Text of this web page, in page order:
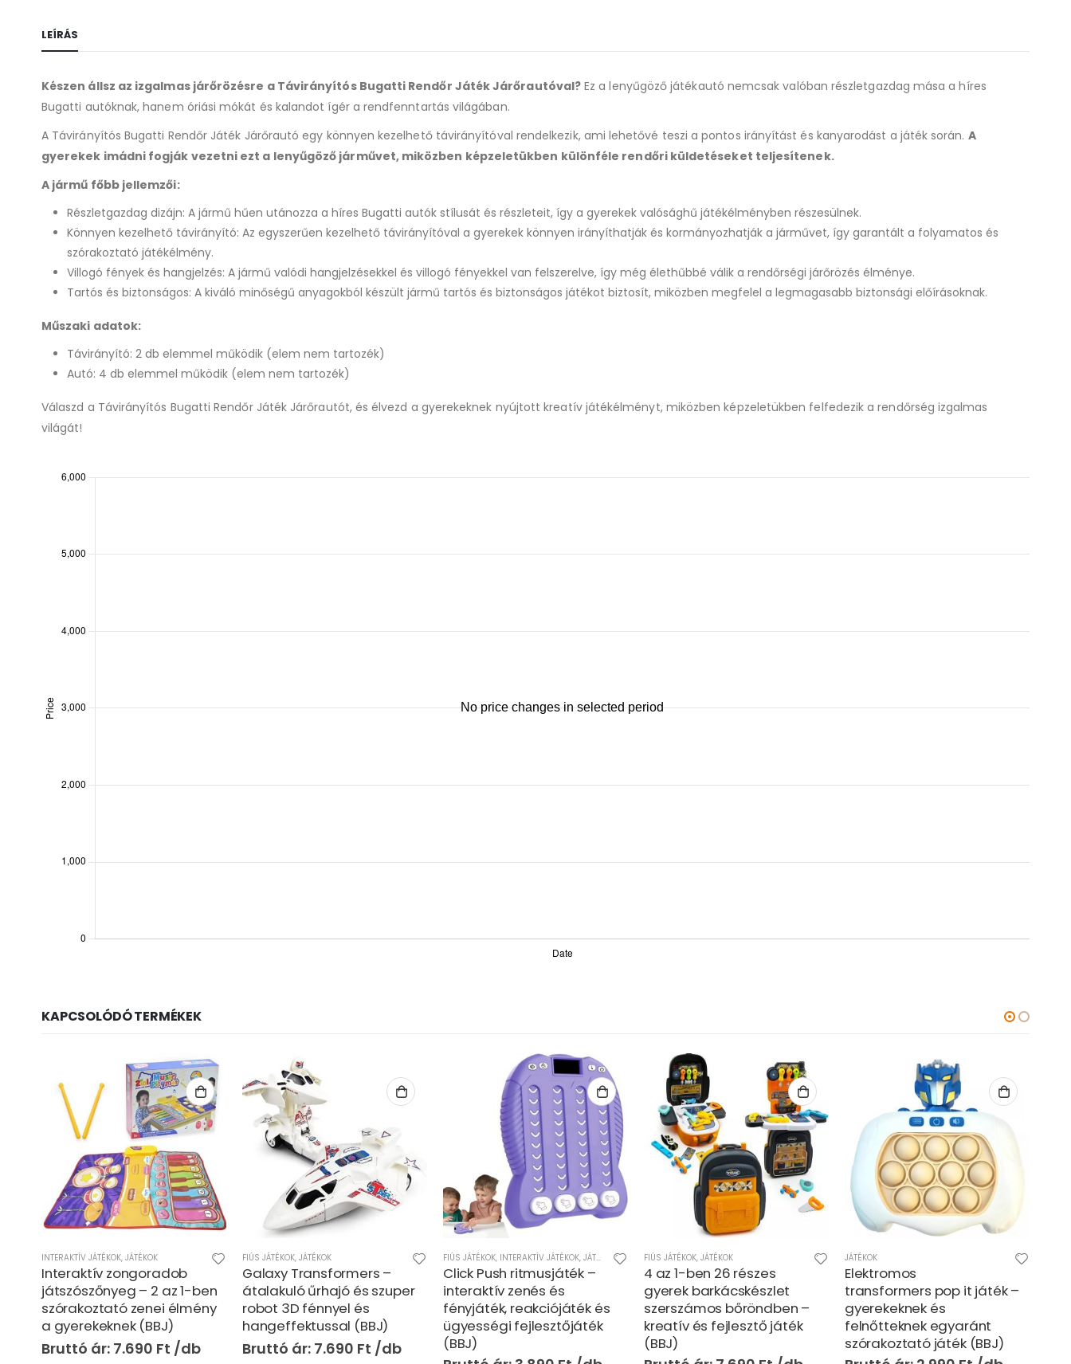
LEÍRÁS
Készen állsz az izgalmas járőrözésre a Távirányítós Bugatti Rendőr Játék Járőrautóval? Ez a lenyűgöző játékautó nemcsak valóban részletgazdag mása a híres
Bugatti autóknak, hanem óriási mókát és kalandot ígér a rendfenntartás világában.
A Távirányítós Bugatti Rendőr Játék Járőrautó egy könnyen kezelhető távirányítóval rendelkezik, ami lehetővé teszi a pontos irányítást és kanyarodást a játék során. A
gyerekek imádni fogják vezetni ezt a lenyűgöző járművet, miközben képzeletükben különféle rendőri küldetéseket teljesítenek.
A jármű főbb jellemzői:
Részletgazdag dizájn: A jármű hűen utánozza a híres Bugatti autók stílusát és részleteit, így a gyerekek valósághű játékélményben részesülnek.
Könnyen kezelhető távirányító: Az egyszerűen kezelhető távirányítóval a gyerekek könnyen irányíthatják és kormányozhatják a járművet, így garantált a folyamatos és
szórakoztató játékélmény.
Villogó fények és hangjelzés: A jármű valódi hangjelzésekkel és villogó fényekkel van felszerelve, így még élethűbbé válik a rendőrségi járőrözés élménye.
Tartós és biztonságos: A kiváló minőségű anyagokból készült jármű tartós és biztonságos játékot biztosít, miközben megfelel a legmagasabb biztonsági előírásoknak.
Műszaki adatok:
Távirányító: 2 db elemmel működik (elem nem tartozék)
Autó: 4 db elemmel működik (elem nem tartozék)
Válaszd a Távirányítós Bugatti Rendőr Játék Járőrautót, és élvezd a gyerekeknek nyújtott kreatív játékélményt, miközben képzeletükben felfedezik a rendőrség izgalmas
világát!
KAPCSOLÓDÓ TERMÉKEK
FIÚS JÁTÉKOK,JÁTÉKOK
Galaxy Transformers –
átalakuló űrhajó és szuper
robot 3D fénnyel és
hangeffektussal (BBJ)
7.690 Ft
FIÚS JÁTÉKOK, INTERAKTÍV JÁTÉKOK ,LÁNYOS JÁTÉKOK
Click Push ritmusjáték –
interaktív zenés és
fényjáték, reakciójáték és
ügyességi fejlesztőjáték
(BBJ)
FIÚS JÁTÉKOK, JÁTÉKOK
4 az 1-ben 26 részes
gyerek barkácskészlet
szerszámos bőröndben –
kreatív és fejlesztő játék
(BBJ)
JÁTÉKOK
Elektromos
transformers pop it játék –
gyerekeknek és
felnőtteknek egyaránt
szórakoztató játék (BBJ)
FIÚS JÁTÉKOK
Interaktív szórakoztató
éneklő, világító és táncoló
tehén gyerekeknek (BBJ)
4.590Ft